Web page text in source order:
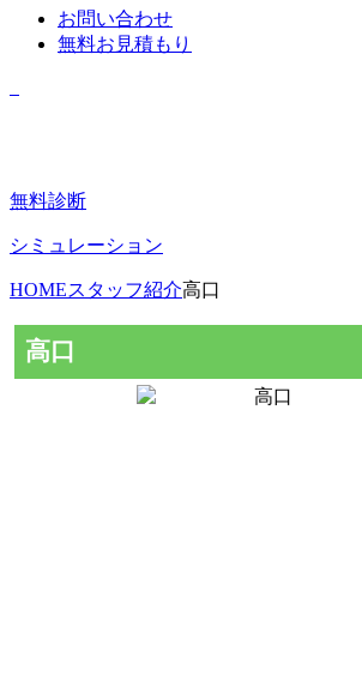
お問い合わせ
無料お見積もり
無料診断
シミュレーション
HOMEスタッフ紹介高口
高口